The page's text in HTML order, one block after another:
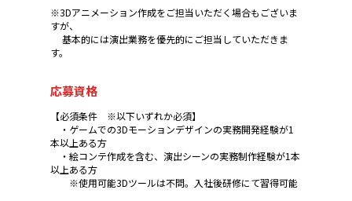
※3Dアニメーション作成をご担当いただく場合もございま
すが、
基本的には演出業務を優先的にご担当していただきま
す。
応募資格
【必須条件 ※以下いずれか必須】
・ゲームでの3Dモーションデザインの実務開発経験が1
本以上ある方
・絵コンテ作成を含む、演出シーンの実務制作経験が1本
以上ある方
※使用可能3Dツールは不問。入社後研修にて習得可能